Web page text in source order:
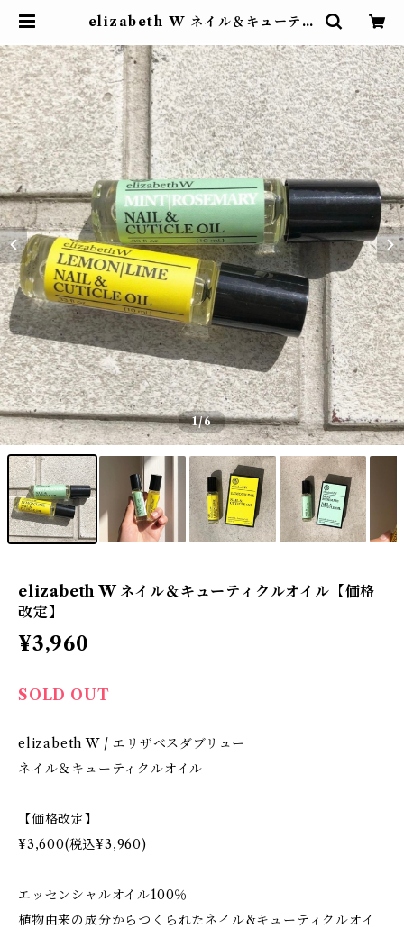
elizabeth W ネイル＆キューティ
NOW ON... フロムナウオン 自由
が丘
1/6
elizabeth W ネイル＆キューティクルオイル【価格
改定】
¥3,960
SOLD OUT
elizabeth W / エリザベスダブリュー
ネイル＆キューティクルオイル
【価格改定】
¥3,600(税込¥3,960)
エッセンシャルオイル100％
植物由来の成分からつくられたネイル&キューティクルオイ